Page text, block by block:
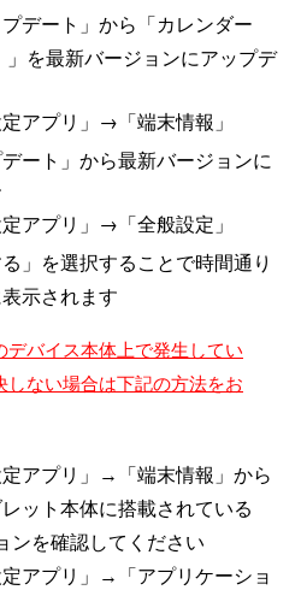
デート」から「カレンダー
」を最新バージョンにアップデ
アプリ」→「端末情報」
ート」から最新バージョンに
アプリ」→「全般設定」
」を選択することで時間通り
示されます
デバイス本体上で発生してい
しない場合は下記の方法をお
アプリ」→「端末情報」から
ット本体に搭載されている
ンを確認してください
アプリ」→「アプリケーショ